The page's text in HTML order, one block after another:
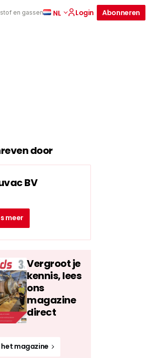
en gassen NL Login Abonneren
door
BV
meer
Vergroot je
kennis, lees
ons
magazine
direct
het magazine